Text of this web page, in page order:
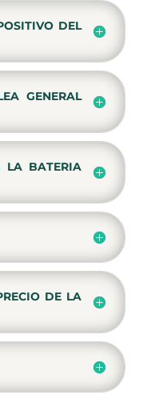
DEL
GENERAL
LA BATERIA
DE LA